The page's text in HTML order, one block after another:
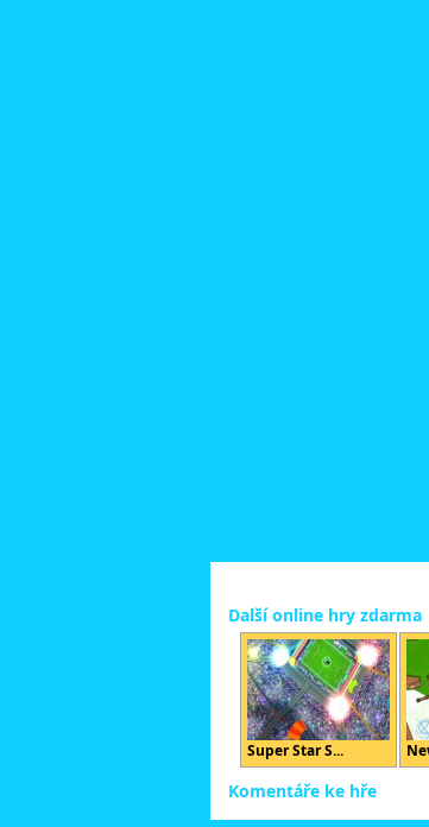
Další online hry zdarma
Super Star S...
Komentáře ke hře